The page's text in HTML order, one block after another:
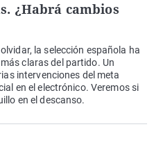
¿Habrá cambios
la selección española ha
claras del partido. Un
intervenciones del meta
en el electrónico. Veremos si
en el descanso.